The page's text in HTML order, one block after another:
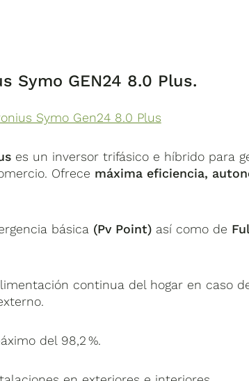
Symo GEN24 8.0 Plus.
Symo Gen24 8.0 Plus
es un inversor trifásico e híbrido para
Ofrece máxima eficiencia,
básica (Pv Point)así como de
continua del hogar en caso
del 98,2 %.